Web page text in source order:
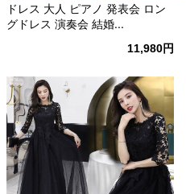
ドレス 大人 ピアノ 発表会 ロン
グドレス 演奏会 結婚...
11,980円